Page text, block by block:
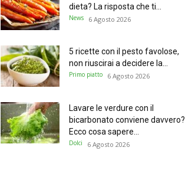
dieta? La risposta che ti...
News 6 Agosto 2026
5 ricette con il pesto favolose,
non riuscirai a decidere la...
Primo piatto 6 Agosto 2026
Lavare le verdure con il
bicarbonato conviene davvero?
Ecco cosa sapere...
Dolci 6 Agosto 2026